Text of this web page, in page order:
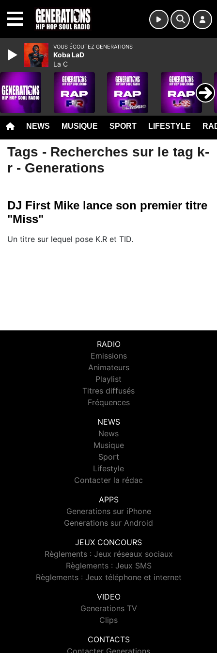
NEWS MUSIQUE SPORT LIFESTYLE
Tags - Recherches sur le tag k-
r - Generations
DJ First Mike lance son premier titre
"Miss"
Un titre sur lequel pose K.R et TID.
RADIO
Emissions
Animateurs
Playlist
Titres diffusés
Fréquences
NEWS
News
Musique
Sport
Lifestyle
Contacter la rédac
APPS
Generations sur iPhone
Generations sur Android
JEUX CONCOURS
Règlements : Jeux réseaux sociaux
Règlements : Jeux SMS
Règlements : Jeux téléphone et internet
VIDEO
Generations TV
Clips
CONTACTS
VOUS ÉCOUTEZ GENERATIONS
Koba LaD
La C